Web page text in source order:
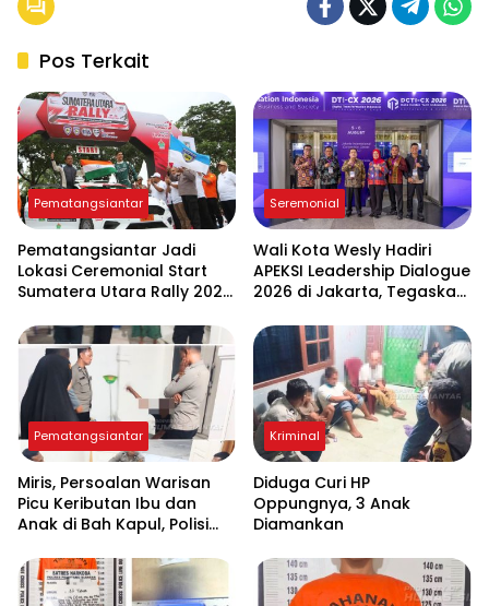
Pos Terkait
Pematangsiantar
Pematangsiantar Jadi
Lokasi Ceremonial Start
Sumatera Utara Rally 2026
Seremonial
Wali Kota Wesly Hadiri
APEKSI Leadership Dialogue
2026 di Jakarta, Tegaskan
Pemko Pematangsiantar
Pematangsiantar
Miris, Persoalan Warisan
Picu Keributan Ibu dan
Anak di Bah Kapul, Polisi
Kriminal
Diduga Curi HP
Oppungnya, 3 Anak
Diamankan